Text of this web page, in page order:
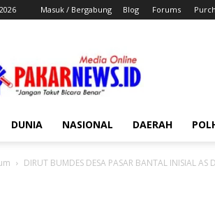
Masuk / Bergabung Blog Forums
DUNIA NASIONAL DAERAH
DIRUT BUMDES DESA PASAR BANTAL INISIAL AS